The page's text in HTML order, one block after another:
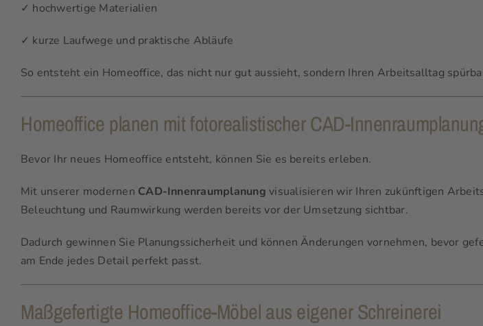
✓ hochwertige Materialien
✓ kurze Laufwege und praktische Abläufe
So entsteht ein Homeoffice, das nicht nur gut aussieht, sondern Ihren Arbeitsalltag
Homeoffice planen mit fotorealistischer CAD-
Bevor Ihr neues Homeoffice entsteht, können Sie es bereits erleben.
Mit unserer modernen CAD-Innenraumplanung visualisieren wir Ihren zukünftigen
Beleuchtung und Raumwirkung werden bereits vor der Umsetzung sichtbar.
Dadurch gewinnen Sie Planungssicherheit und können Änderungen vornehmen, bevor
am Ende jedes Detail perfekt passt.
Maßgefertigte Homeoffice-Möbel aus eigener Schreinerei